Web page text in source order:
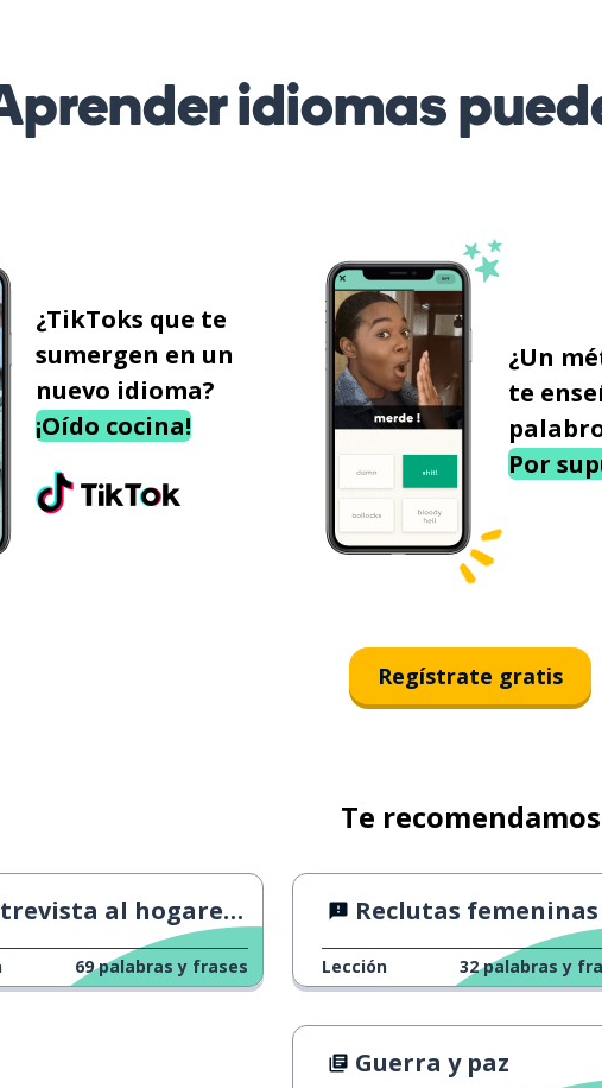
idiomas
¿TikToks que te
sumergen en un
nuevo idioma?
¡Oído cocina!
¿Un
te
Por
Regístrate gratis
Te recomendamos
al hogareño
69 palabras y frases
Reclutas femeninas
Lección 32 palabras y
Guerra y paz